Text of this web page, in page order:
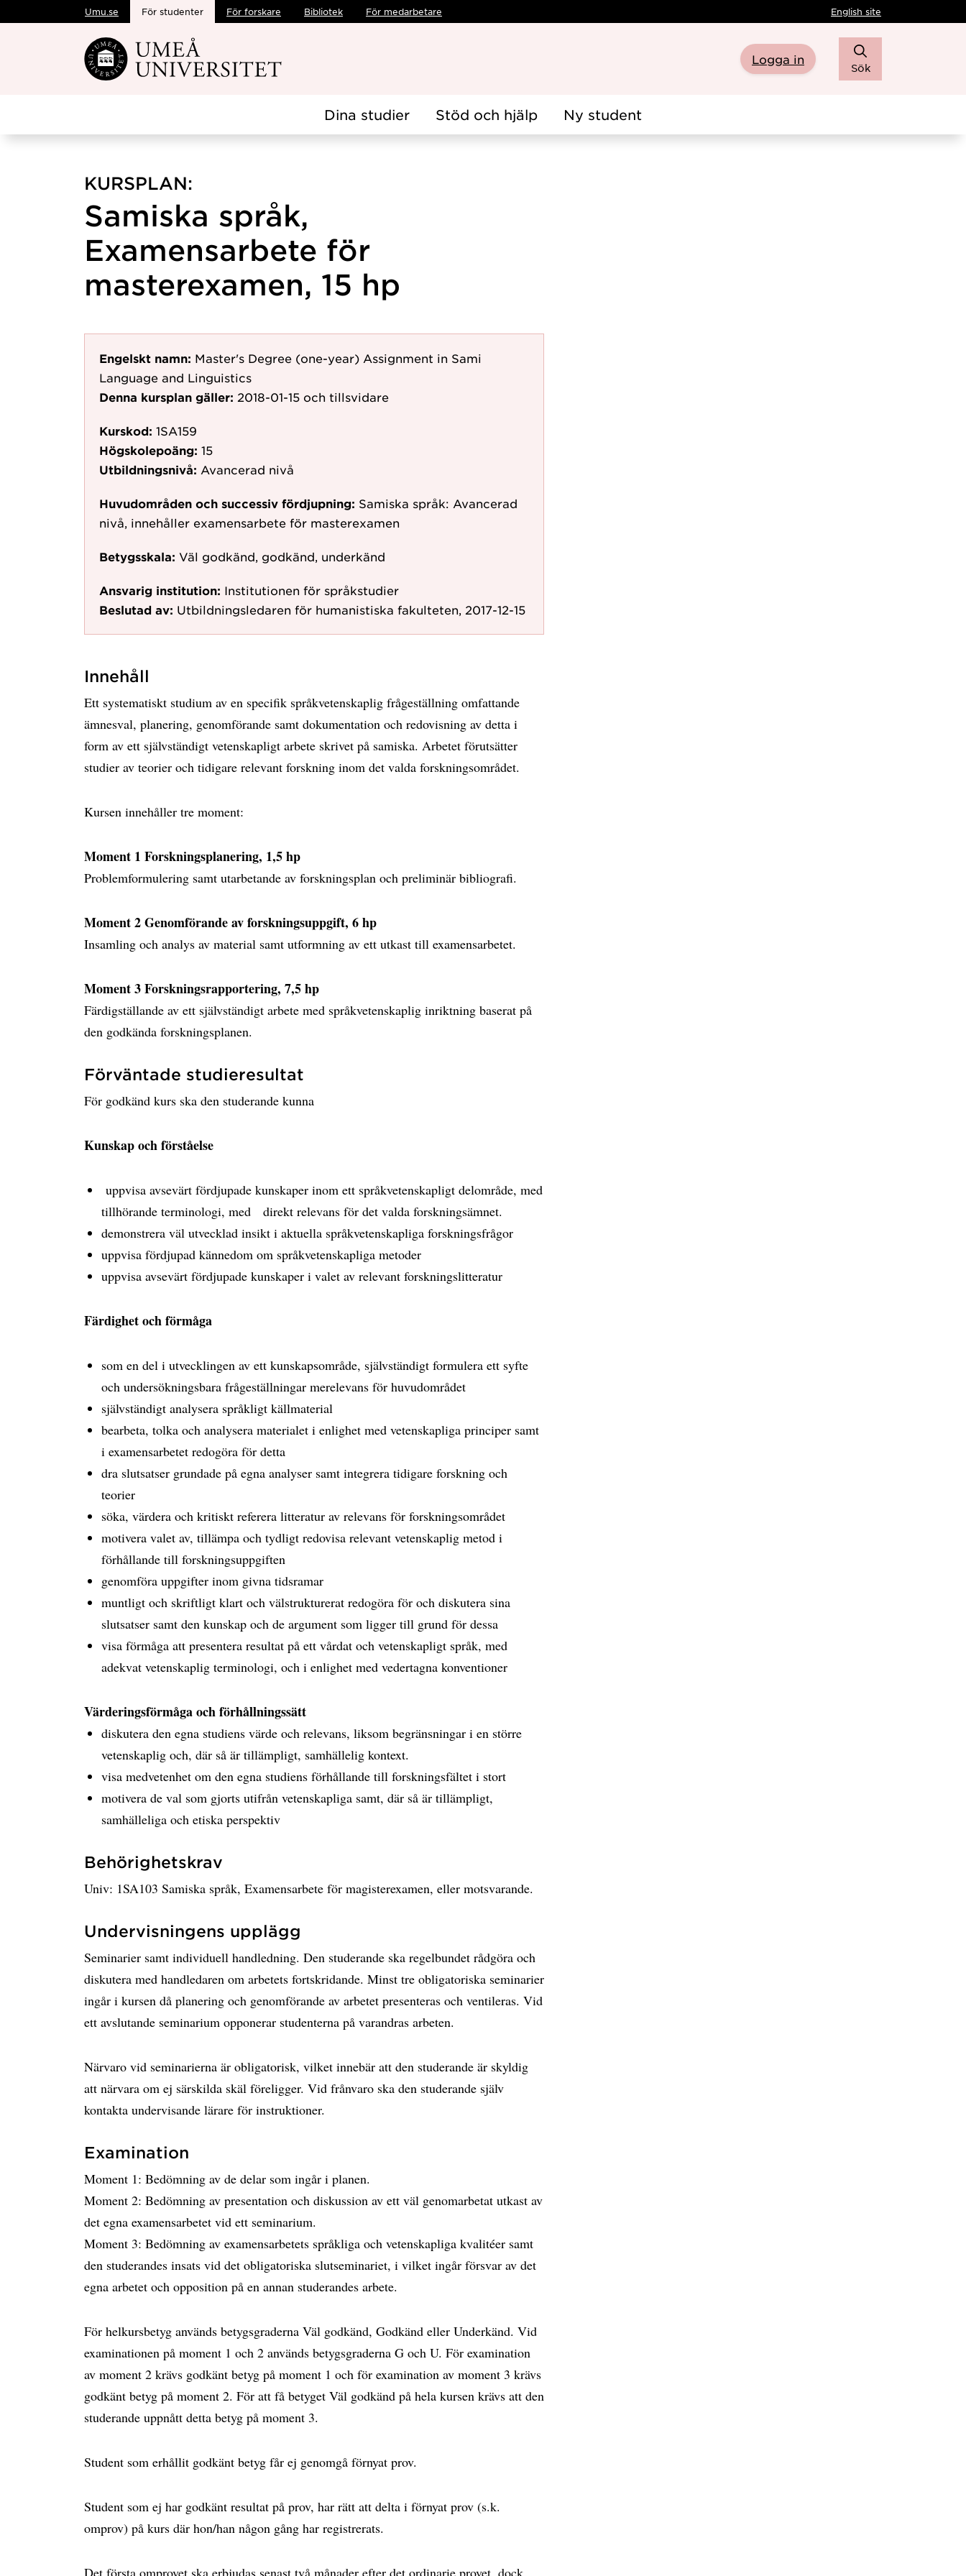
Hoppa direkt till innehållet
Umu.se För studenter För forskare Bibliotek För medarbetare English site
Logga in
Sök
Dina studier Stöd och hjälp Ny student
KURSPLAN:
Samiska språk,
Examensarbete för
masterexamen, 15 hp
Engelskt namn: Master's Degree (one-year) Assignment in Sami
Language and Linguistics
Denna kursplan gäller: 2018-01-15 och tillsvidare
Kurskod: 1SA159
Högskolepoäng: 15
Utbildningsnivå: Avancerad nivå
Huvudområden och successiv fördjupning: Samiska språk: Avancerad
nivå, innehåller examensarbete för masterexamen
Betygsskala: Väl godkänd, godkänd, underkänd
Ansvarig institution: Institutionen för språkstudier
Beslutad av: Utbildningsledaren för humanistiska fakulteten, 2017-12-15
Innehåll
Ett systematiskt studium av en specifik språkvetenskaplig frågeställning omfattande
ämnesval, planering, genomförande samt dokumentation och redovisning av detta i
form av ett självständigt vetenskapligt arbete skrivet på samiska. Arbetet förutsätter
studier av teorier och tidigare relevant forskning inom det valda forskningsområdet.
Kursen innehåller tre moment:
Moment 1 Forskningsplanering, 1,5 hp
Problemformulering samt utarbetande av forskningsplan och preliminär bibliografi.
Moment 2 Genomförande av forskningsuppgift, 6 hp
Insamling och analys av material samt utformning av ett utkast till examensarbetet.
Moment 3 Forskningsrapportering, 7,5 hp
Färdigställande av ett självständigt arbete med språkvetenskaplig inriktning baserat på
den godkända forskningsplanen.
Förväntade studieresultat
För godkänd kurs ska den studerande kunna
Kunskap och förståelse
uppvisa avsevärt fördjupade kunskaper inom ett språkvetenskapligt delområde, med
tillhörande terminologi, med direkt relevans för det valda forskningsämnet.
demonstrera väl utvecklad insikt i aktuella språkvetenskapliga forskningsfrågor
uppvisa fördjupad kännedom om språkvetenskapliga metoder
uppvisa avsevärt fördjupade kunskaper i valet av relevant forskningslitteratur
Färdighet och förmåga
som en del i utvecklingen av ett kunskapsområde, självständigt formulera ett syfte
och undersökningsbara frågeställningar merelevans för huvudområdet
självständigt analysera språkligt källmaterial
bearbeta, tolka och analysera materialet i enlighet med vetenskapliga principer samt
i examensarbetet redogöra för detta
dra slutsatser grundade på egna analyser samt integrera tidigare forskning och
teorier
söka, värdera och kritiskt referera litteratur av relevans för forskningsområdet
motivera valet av, tillämpa och tydligt redovisa relevant vetenskaplig metod i
förhållande till forskningsuppgiften
genomföra uppgifter inom givna tidsramar
muntligt och skriftligt klart och välstrukturerat redogöra för och diskutera sina
slutsatser samt den kunskap och de argument som ligger till grund för dessa
visa förmåga att presentera resultat på ett vårdat och vetenskapligt språk, med
adekvat vetenskaplig terminologi, och i enlighet med vedertagna konventioner
Värderingsförmåga och förhållningssätt
diskutera den egna studiens värde och relevans, liksom begränsningar i en större
vetenskaplig och, där så är tillämpligt, samhällelig kontext.
visa medvetenhet om den egna studiens förhållande till forskningsfältet i stort
motivera de val som gjorts utifrån vetenskapliga samt, där så är tillämpligt,
samhälleliga och etiska perspektiv
Behörighetskrav
Univ: 1SA103 Samiska språk, Examensarbete för magisterexamen, eller motsvarande.
Undervisningens upplägg
Seminarier samt individuell handledning. Den studerande ska regelbundet rådgöra och
diskutera med handledaren om arbetets fortskridande. Minst tre obligatoriska seminarier
ingår i kursen då planering och genomförande av arbetet presenteras och ventileras. Vid
ett avslutande seminarium opponerar studenterna på varandras arbeten.
Närvaro vid seminarierna är obligatorisk, vilket innebär att den studerande är skyldig
att närvara om ej särskilda skäl föreligger. Vid frånvaro ska den studerande själv
kontakta undervisande lärare för instruktioner.
Examination
Moment 1: Bedömning av de delar som ingår i planen.
Moment 2: Bedömning av presentation och diskussion av ett väl genomarbetat utkast av
det egna examensarbetet vid ett seminarium.
Moment 3: Bedömning av examensarbetets språkliga och vetenskapliga kvalitéer samt
den studerandes insats vid det obligatoriska slutseminariet, i vilket ingår försvar av det
egna arbetet och opposition på en annan studerandes arbete.
För helkursbetyg används betygsgraderna Väl godkänd, Godkänd eller Underkänd. Vid
examinationen på moment 1 och 2 används betygsgraderna G och U. För examination
av moment 2 krävs godkänt betyg på moment 1 och för examination av moment 3 krävs
godkänt betyg på moment 2. För att få betyget Väl godkänd på hela kursen krävs att den
studerande uppnått detta betyg på moment 3.
Student som erhållit godkänt betyg får ej genomgå förnyat prov.
Student som ej har godkänt resultat på prov, har rätt att delta i förnyat prov (s.k.
omprov) på kurs där hon/han någon gång har registrerats.
Det första omprovet ska erbjudas senast två månader efter det ordinarie provet, dock